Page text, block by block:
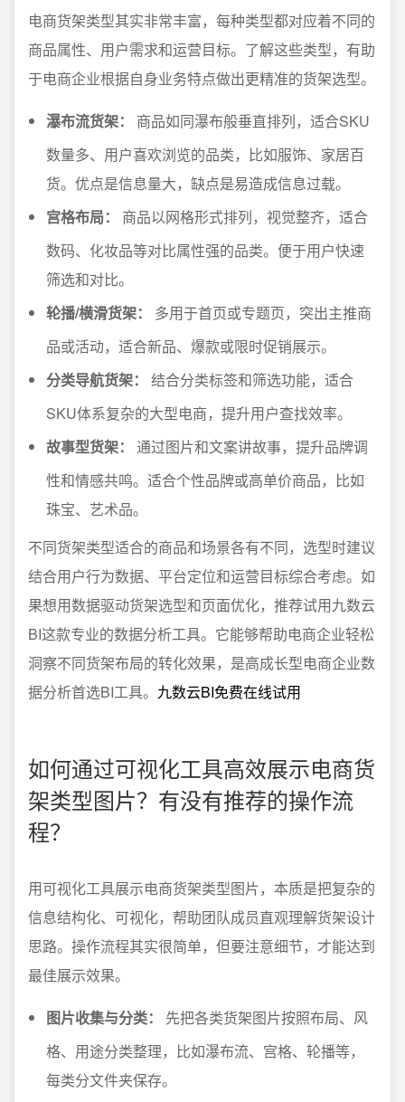
电商货架类型其实非常丰富，每种类型都对应着不同的
商品属性、用户需求和运营目标。了解这些类型，有助
于电商企业根据自身业务特点做出更精准的货架选型。
瀑布流货架：
商品如同瀑布般垂直排列，适合SKU
数量多、用户喜欢浏览的品类，比如服饰、家居百
货。优点是信息量大，缺点是易造成信息过载。
宫格布局：
商品以网格形式排列，视觉整齐，适合
数码、化妆品等对比属性强的品类。便于用户快速
筛选和对比。
轮播/横滑货架：
多用于首页或专题页，突出主推商
品或活动，适合新品、爆款或限时促销展示。
分类导航货架：
结合分类标签和筛选功能，适合
SKU体系复杂的大型电商，提升用户查找效率。
故事型货架：
通过图片和文案讲故事，提升品牌调
性和情感共鸣。适合个性品牌或高单价商品，比如
珠宝、艺术品。
不同货架类型适合的商品和场景各有不同，选型时建议
结合用户行为数据、平台定位和运营目标综合考虑。如
果想用数据驱动货架选型和页面优化，推荐试用九数云
BI这款专业的数据分析工具。它能够帮助电商企业轻松
洞察不同货架布局的转化效果，是高成长型电商企业数
据分析首选BI工具。 九数云BI免费在线试用
如何通过可视化工具高效展示电商货
架类型图片？有没有推荐的操作流
程？
用可视化工具展示电商货架类型图片，本质是把复杂的
信息结构化、可视化，帮助团队成员直观理解货架设计
思路。操作流程其实很简单，但要注意细节，才能达到
最佳展示效果。
图片收集与分类：
先把各类货架图片按照布局、风
格、用途分类整理，比如瀑布流、宫格、轮播等，
每类分文件夹保存。